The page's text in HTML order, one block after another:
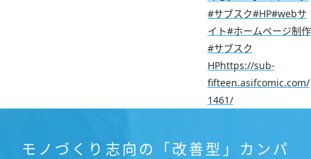
モノづくり志向の「改善型」カンパ